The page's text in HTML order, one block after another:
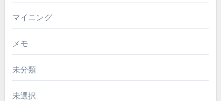
マイニング
メモ
未分類
未選択